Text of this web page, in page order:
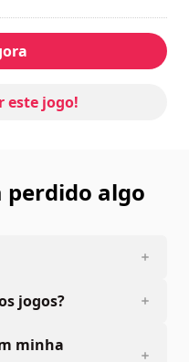
Japonês, Coreano
Cooperation, 2 to
este jogo!
perdido algo
jogos?
minha